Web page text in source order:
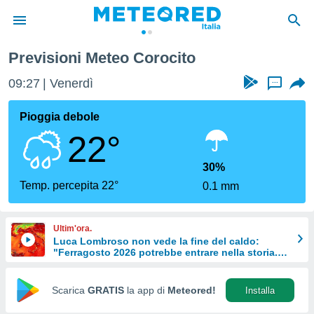
di
per
le
di
Web
Previsioni Meteo Corocito
09:27 Venerdì ...
Pioggia debole
22°
Temp. percepita 22°
30%
0.1 mm
Ultim'ora.
Luca Lombroso non vede la fine del caldo:
"Ferragosto 2026 potrebbe entrare nella storia.
Scarica GRATIS la app di Meteored! Installa